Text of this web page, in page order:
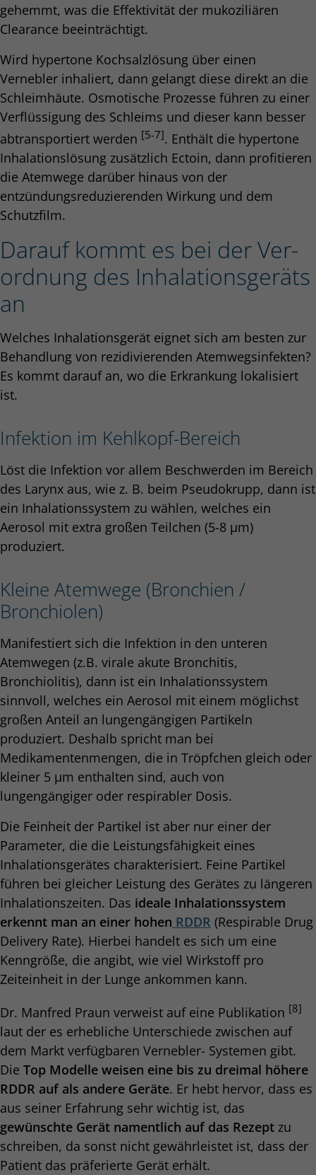
gehemmt, was die Effektivität der mukoziliären
Clearance beeinträchtigt.
Wird hypertone Kochsalzlösung über einen
Vernebler inhaliert, dann gelangt diese direkt an die
Schleimhäute. Osmotische Prozesse führen zu einer
Verflüssigung des Schleims und dieser kann besser
abtransportiert werden [5-7]. Enthält die hypertone
Inhalationslösung zusätzlich Ectoin, dann profitieren
die Atemwege darüber hinaus von der
entzündungsreduzierenden Wirkung und dem
Schutzfilm.
Darauf kommt es bei der Ver­
ordnung des Inhalations­geräts
an
Welches Inhalationsgerät eignet sich am besten zur
Behandlung von rezidivierenden Atemwegsinfekten?
Es kommt darauf an, wo die Erkrankung lokalisiert
ist.
Infektion im Kehlkopf-Bereich
Löst die Infektion vor allem Beschwerden im Bereich
des Larynx aus, wie z. B. beim Pseudokrupp, dann ist
ein Inhalationssystem zu wählen, welches ein
Aerosol mit extra großen Teilchen (5-8 µm)
produziert.
Kleine Atemwege (Bronchien /
Bronchiolen)
Manifestiert sich die Infektion in den unteren
Atemwegen (z.B. virale akute Bronchitis,
Bronchiolitis), dann ist ein Inhalationssystem
sinnvoll, welches ein Aerosol mit einem möglichst
großen Anteil an lungengängigen Partikeln
produziert. Deshalb spricht man bei
Medikamentenmengen, die in Tröpfchen gleich oder
kleiner 5 µm enthalten sind, auch von
lungengängiger oder respirabler Dosis.
Die Feinheit der Partikel ist aber nur einer der
Parameter, die die Leistungsfähigkeit eines
Inhalationsgerätes charakterisiert. Feine Partikel
führen bei gleicher Leistung des Gerätes zu längeren
Inhalationszeiten. Das ideale Inhalationssystem
erkennt man an einer hohen RDDR (Respirable Drug
Delivery Rate). Hierbei handelt es sich um eine
Kenngröße, die angibt, wie viel Wirkstoff pro
Zeiteinheit in der Lunge ankommen kann.
Dr. Manfred Praun verweist auf eine Publikation [8]
laut der es erhebliche Unterschiede zwischen auf
dem Markt verfügbaren Vernebler- Systemen gibt.
Die Top Modelle weisen eine bis zu dreimal höhere
RDDR auf als andere Geräte. Er hebt hervor, dass es
aus seiner Erfahrung sehr wichtig ist, das
gewünschte Gerät namentlich auf das Rezept zu
schreiben, da sonst nicht gewährleistet ist, dass der
Patient das präferierte Gerät erhält.